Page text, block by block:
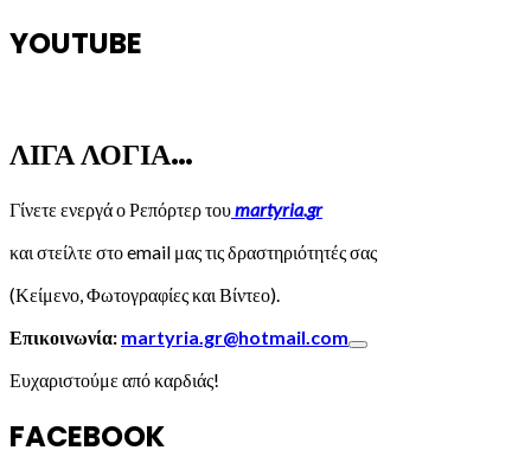
YOUTUBE
ΛΙΓΑ ΛΟΓΙΑ…
Γίνετε ενεργά ο Ρεπόρτερ τουmartyria.gr
και στείλτε στο email μας τις δραστηριότητές σας
(Κείμενο, Φωτογραφίες και Βίντεο).
Επικοινωνία: martyria.gr@hotmail.com
Ευχαριστούμε από καρδιάς!
FACEBOOK